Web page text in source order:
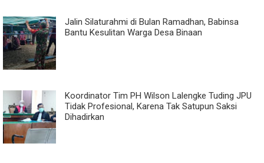
Jalin Silaturahmi di Bulan Ramadhan, Babinsa
Bantu Kesulitan Warga Desa Binaan
Koordinator Tim PH Wilson Lalengke Tuding JPU
Tidak Profesional, Karena Tak Satupun Saksi
Dihadirkan